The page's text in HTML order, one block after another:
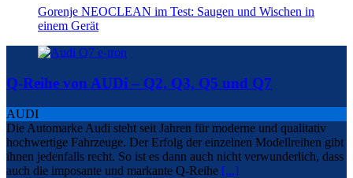
Gorenje NEOCLEAN im Test: Saugen und Wischen in
einem Gerät
Q-Reihe von AUDi – Q2, Q3, Q5 und Q7
AUDI
Die Automarke Audi steht seit Jahren für moderne und qualitativ
hochwertige Fahrzeuge. Der Erfolg der einzelnen Modellreihen gibt
ihnen jedenfalls recht. So ist es dann auch nicht verwunderlich, dass
auch die imposante und markante Q-Reihe [...]